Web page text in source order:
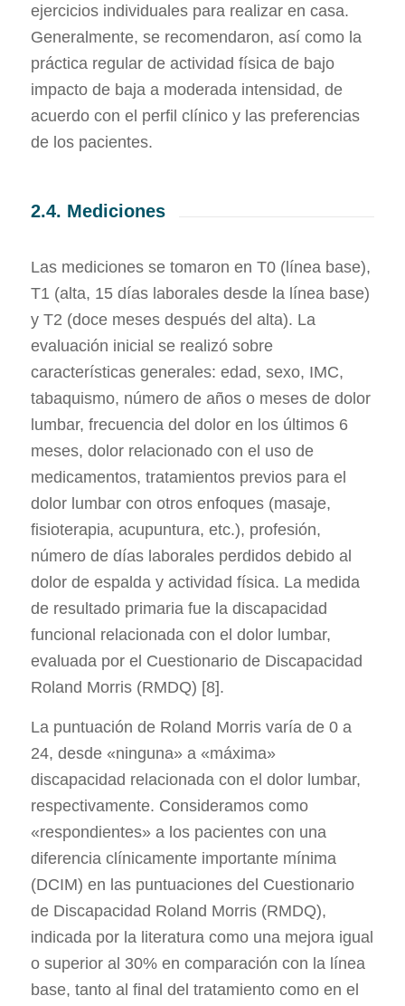
ejercicios individuales para realizar en casa.
Generalmente, se recomendaron, así como la
práctica regular de actividad física de bajo
impacto de baja a moderada intensidad, de
acuerdo con el perfil clínico y las preferencias
de los pacientes.
2.4. Mediciones
Las mediciones se tomaron en T0 (línea base),
T1 (alta, 15 días laborales desde la línea base)
y T2 (doce meses después del alta). La
evaluación inicial se realizó sobre
características generales: edad, sexo, IMC,
tabaquismo, número de años o meses de dolor
lumbar, frecuencia del dolor en los últimos 6
meses, dolor relacionado con el uso de
medicamentos, tratamientos previos para el
dolor lumbar con otros enfoques (masaje,
fisioterapia, acupuntura, etc.), profesión,
número de días laborales perdidos debido al
dolor de espalda y actividad física. La medida
de resultado primaria fue la discapacidad
funcional relacionada con el dolor lumbar,
evaluada por el Cuestionario de Discapacidad
Roland Morris (RMDQ) [8].
La puntuación de Roland Morris varía de 0 a
24, desde «ninguna» a «máxima»
discapacidad relacionada con el dolor lumbar,
respectivamente. Consideramos como
«respondientes» a los pacientes con una
diferencia clínicamente importante mínima
(DCIM) en las puntuaciones del Cuestionario
de Discapacidad Roland Morris (RMDQ),
indicada por la literatura como una mejora igual
o superior al 30% en comparación con la línea
base, tanto al final del tratamiento como en el